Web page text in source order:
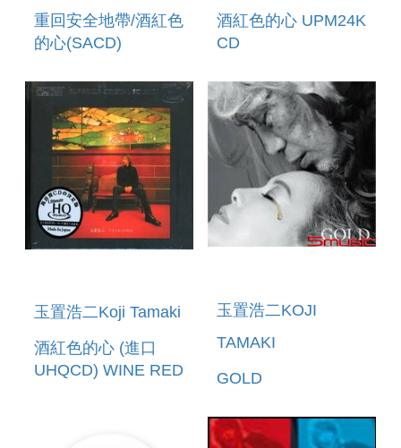
重回安全地帶/酒紅色
的心(SACD)
酒紅色的心 UPM24K
CD
玉置浩二Koji Tamaki
酒紅色的心 (進口
UHQCD) WINE RED
玉置浩二KOJI
TAMAKI
GOLD